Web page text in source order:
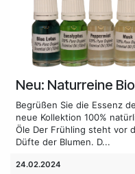
Neu: Naturreine
Begrüßen Sie die Essenz
neue Kollektion 100%
Öle Der Frühling steht vor
Düfte der Blumen. D...
24.02.2024